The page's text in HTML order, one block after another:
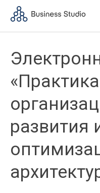
«Практика
развития